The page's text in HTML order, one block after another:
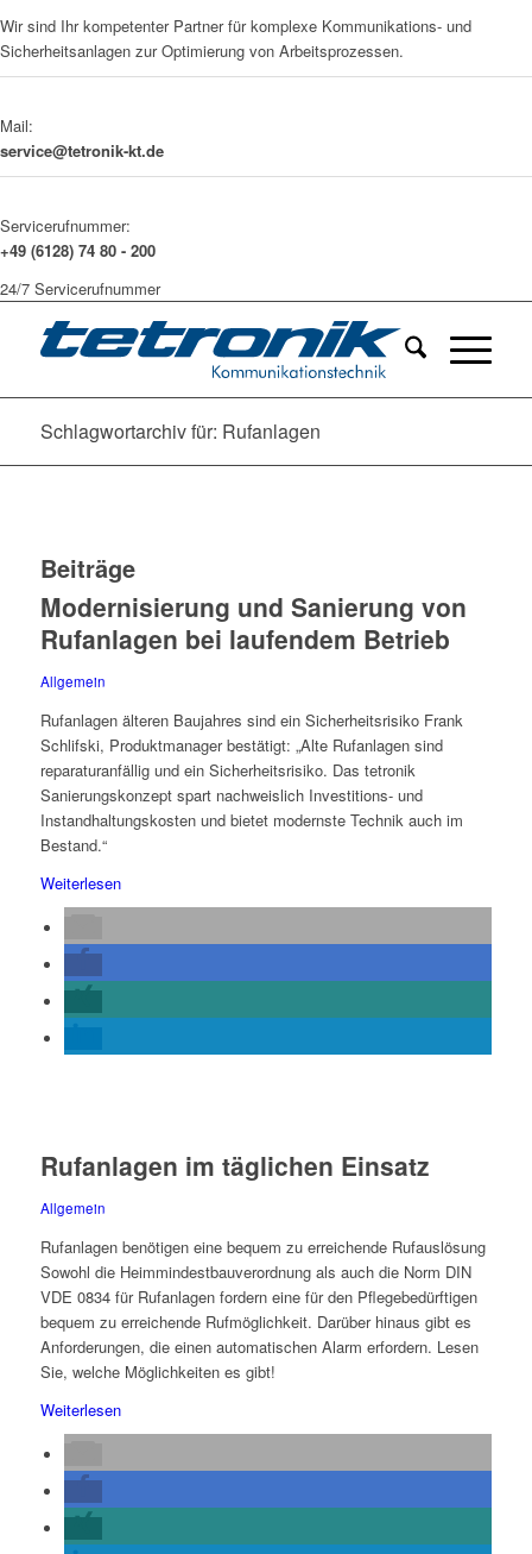
Wir sind Ihr kompetenter Partner für komplexe Kommunikations- und
Sicherheitsanlagen zur Optimierung von Arbeitsprozessen.
Mail:
service@tetronik-kt.de
Servicerufnummer:
+49 (6128) 74 80 - 200
24/7 Servicerufnummer
Schlagwortarchiv für: Rufanlagen
Beiträge
Modernisierung und Sanierung von
Rufanlagen bei laufendem Betrieb
Allgemein
Rufanlagen älteren Baujahres sind ein Sicherheitsrisiko Frank
Schlifski, Produktmanager bestätigt: „Alte Rufanlagen sind
reparaturanfällig und ein Sicherheitsrisiko. Das tetronik
Sanierungskonzept spart nachweislich Investitions- und
Instandhaltungskosten und bietet modernste Technik auch im
Bestand.“
Weiterlesen
Rufanlagen im täglichen Einsatz
Allgemein
Rufanlagen benötigen eine bequem zu erreichende Rufauslösung
Sowohl die Heimmindestbauverordnung als auch die Norm DIN
VDE 0834 für Rufanlagen fordern eine für den Pflegebedürftigen
bequem zu erreichende Rufmöglichkeit. Darüber hinaus gibt es
Anforderungen, die einen automatischen Alarm erfordern. Lesen
Sie, welche Möglichkeiten es gibt!
Weiterlesen